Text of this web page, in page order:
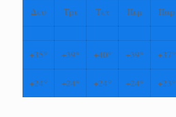
Δευ
Τρι Τετ Πεμ Παρ
+35° +39° +40° +39° +37°
+24° +24° +24° +24° +23°